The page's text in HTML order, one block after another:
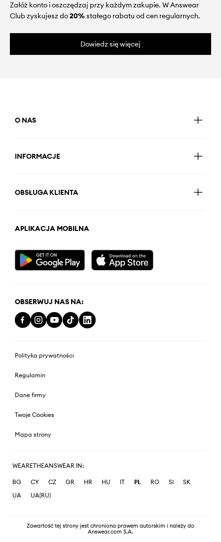
Załóż konto i oszczędzaj przy każdym zakupie. W Answear
Club zyskujesz do20%stałego rabatu od cen regularnych.
Dowiedz się więcej
O NAS
INFORMACJE
OBSŁUGA KLIENTA
APLIKACJA MOBILNA
OBSERWUJ NAS NA:
Polityka prywatności
Regulamin
Dane firmy
Twoje Cookies
Mapa strony
WEARETHEANSWEAR IN:
BG CY CZ GR HR HU IT PL RO SI
SK
UA
UA(RU)
Zawartość tej strony jest chroniona prawem autorskim i należy do
Answear.com S.A.